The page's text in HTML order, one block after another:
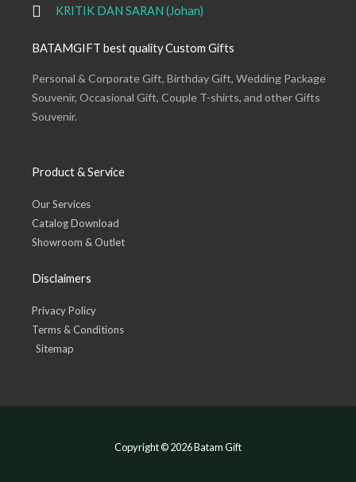
KRITIK DAN SARAN (Johan)
BATAMGIFT best quality Custom Gifts
Personal & Corporate Gift, Birthday Gift, Wedding Package
Souvenir, Occasional Gift, Couple T-shirts, and other Gifts
Souvenir.
Product & Service
Our Services
Catalog Download
Showroom & Outlet
Disclaimers
Privacy Policy
Terms & Conditions
Sitemap
Copyright © 2026 Batam Gift